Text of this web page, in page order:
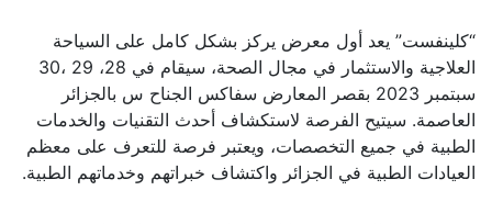
“كلينفست” يعد أول معرض يركز بشكل كامل على السياحة
العلاجية والاستثمار في مجال الصحة، سيقام في 28، 29 ،30
سبتمبر 2023 بقصر المعارض سفاكس الجناح س بالجزائر
العاصمة. سيتيح الفرصة لاستكشاف أحدث التقنيات والخدمات
الطبية في جميع التخصصات، ويعتبر فرصة للتعرف على معظم
العيادات الطبية في الجزائر واكتشاف خبراتهم وخدماتهم الطبية.